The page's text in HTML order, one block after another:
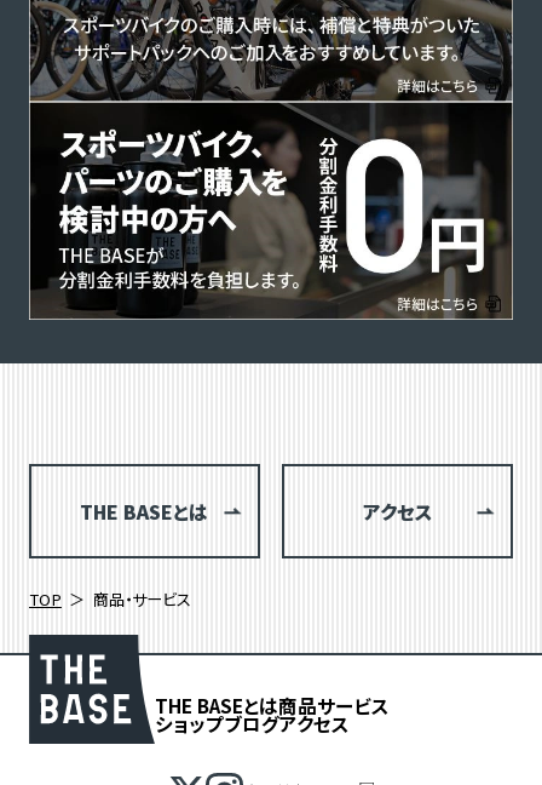
THE BASEとは アクセス
TOP 商品・サービス
THE BASEとは商品サービス
ショップブログアクセス